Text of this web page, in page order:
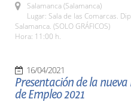
Salamanca (Salamanca)
Lugar: Sala de las Comarcas.
Salamanca. (SOLO GRÁFICOS)
Hora: 11:00 h.
16/04/2021
Presentación de la
de Empleo 2021